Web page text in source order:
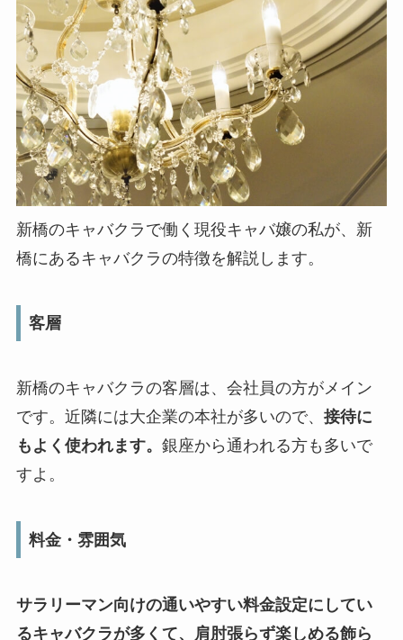
新橋のキャバクラで働く現役キャバ嬢の私が、新
橋にあるキャバクラの特徴を解説します。
客層
新橋のキャバクラの客層は、会社員の方がメイン
です。近隣には大企業の本社が多いので、 接待に
もよく使われます。 銀座から通われる方も多いで
すよ。
料金・雰囲気
サラリーマン向けの通いやすい料金設定にしてい
るキャバクラが多くて、肩肘張らず楽しめる飾ら